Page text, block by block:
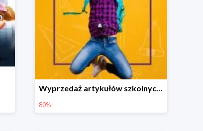
Wyprzedaż artykułów szkolnych w Smyku do -80%
80%